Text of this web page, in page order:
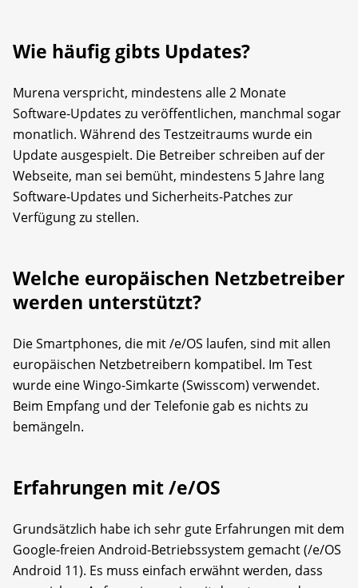
Wie häufig gibts Updates?
Murena verspricht, mindestens alle 2 Monate
Software-Updates zu veröffentlichen, manchmal sogar
monatlich. Während des Testzeitraums wurde ein
Update ausgespielt. Die Betreiber schreiben auf der
Webseite, man sei bemüht, mindestens 5 Jahre lang
Software-Updates und Sicherheits-Patches zur
Verfügung zu stellen.
Welche europäischen Netzbetreiber
werden unterstützt?
Die Smartphones, die mit /e/OS laufen, sind mit allen
europäischen Netzbetreibern kompatibel. Im Test
wurde eine Wingo-Simkarte (Swisscom) verwendet.
Beim Empfang und der Telefonie gab es nichts zu
bemängeln.
Erfahrungen mit /e/OS
Grundsätzlich habe ich sehr gute Erfahrungen mit dem
Google-freien Android-Betriebssystem gemacht (/e/OS
Android 11). Es muss einfach erwähnt werden, dass